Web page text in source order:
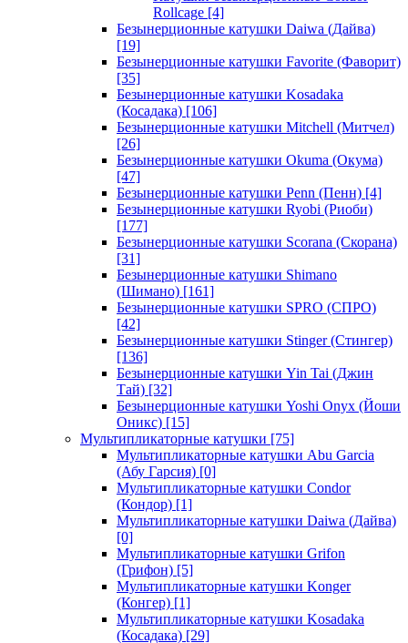
Rollcage [4]
Безынерционные катушки Daiwa (Дайва)
[19]
Безынерционные катушки Favorite (Фаворит)
[35]
Безынерционные катушки Kosadaka
(Косадака) [106]
Безынерционные катушки Mitchell (Митчел)
[26]
Безынерционные катушки Okuma (Окума)
[47]
Безынерционные катушки Penn (Пенн) [4]
Безынерционные катушки Ryobi (Риоби)
[177]
Безынерционные катушки Scorana (Скорана)
[31]
Безынерционные катушки Shimano
(Шимано) [161]
Безынерционные катушки SPRO (СПРО)
[42]
Безынерционные катушки Stinger (Стингер)
[136]
Безынерционные катушки Yin Tai (Джин
Тай) [32]
Безынерционные катушки Yoshi Onyx (Йоши
Оникс) [15]
Мультипликаторные катушки [75]
Мультипликаторные катушки Abu Garcia
(Абу Гарсия) [0]
Мультипликаторные катушки Condor
(Кондор) [1]
Мультипликаторные катушки Daiwa (Дайва)
[0]
Мультипликаторные катушки Grifon
(Грифон) [5]
Мультипликаторные катушки Konger
(Конгер) [1]
Мультипликаторные катушки Kosadaka
(Косадака) [29]